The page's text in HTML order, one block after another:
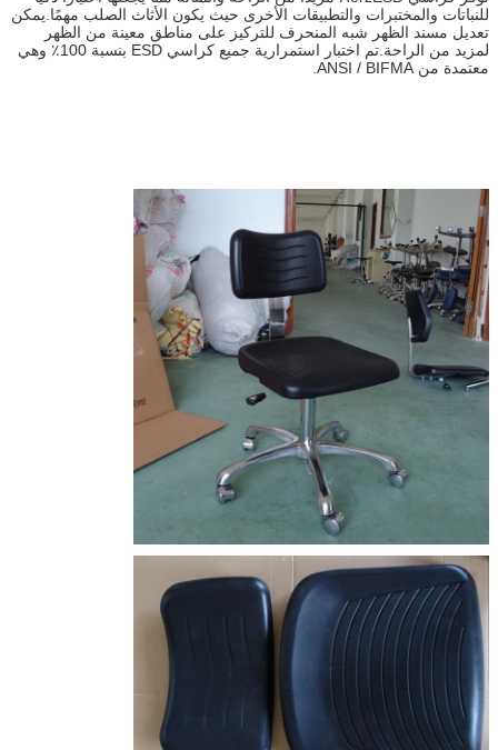
للنباتات والمختبرات والتطبيقات الأخرى حيث يكون الأثاث الصلب مهمًا.يمكن
تعديل مسند الظهر شبه المنحرف للتركيز على مناطق معينة من الظهر
لمزيد من الراحة.تم اختبار استمرارية جميع كراسي ESD بنسبة 100٪ وهي
معتمدة من ANSI / BIFMA.